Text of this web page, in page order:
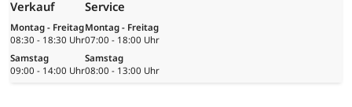
Verkauf
Montag - Freitag
08:30 - 18:30 Uhr
Samstag
09:00 - 14:00 Uhr
Service
Montag - Freitag
07:00 - 18:00 Uhr
Samstag
08:00 - 13:00 Uhr